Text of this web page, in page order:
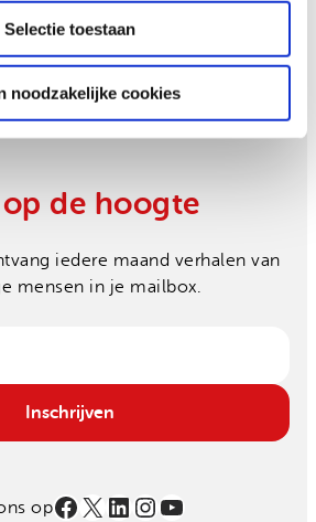
Selectie toestaan
noodzakelijke cookies
de hoogte
iedere maand verhalen van
mensen in je mailbox.
Inschrijven
opFacebook
X LinkedIn
Instagram
YouTube